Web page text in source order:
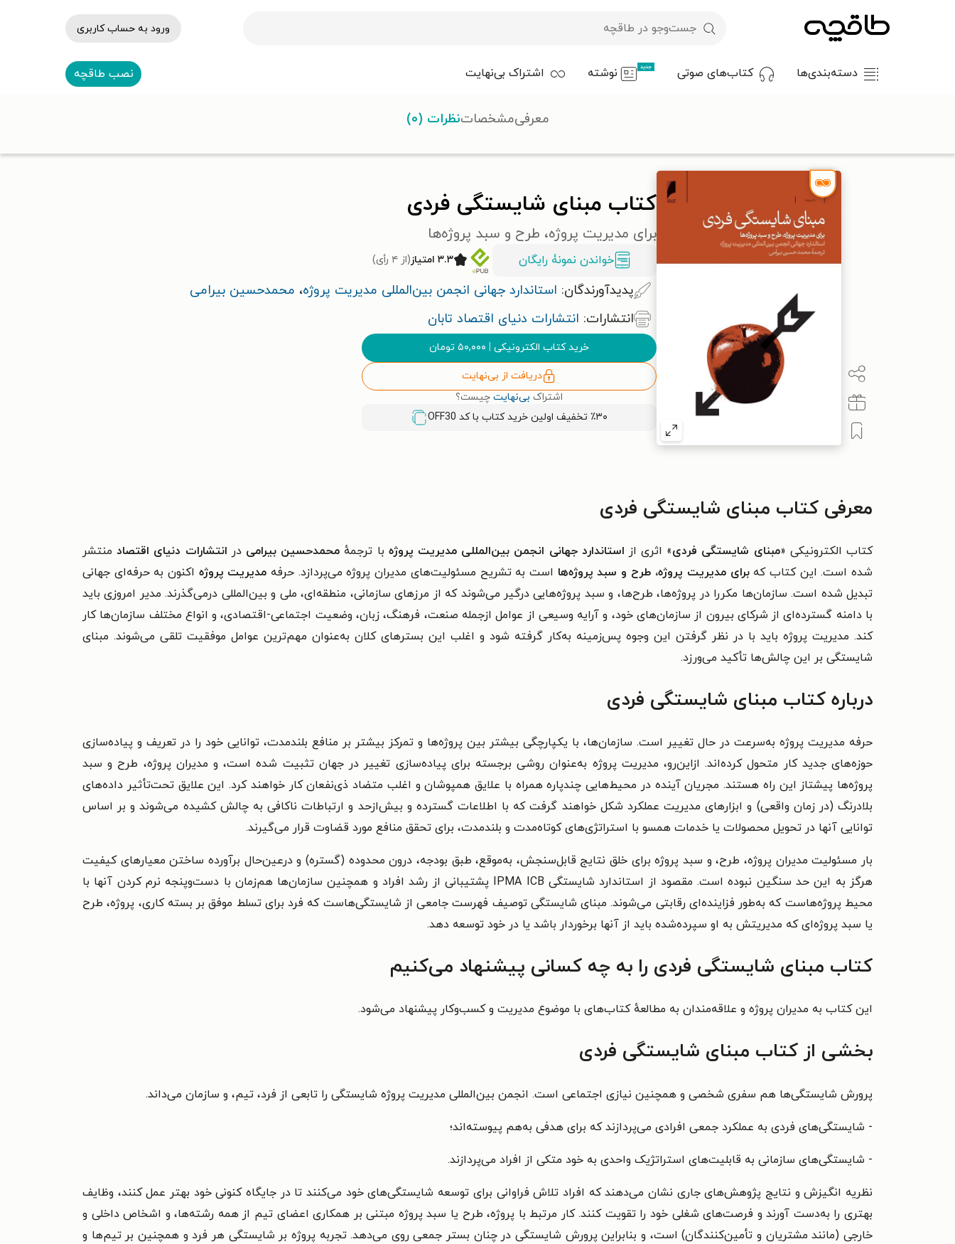
ورود به حساب کاربری
دسته‌بندی‌ها کتاب‌های صوتی جدید نوشته اشتراک بی‌نهایت نصب طاقچه
کتاب مبنای شایستگی فردی
برای مدیریت پروژه، طرح و سبد پروژه‌ها
خواندن نمونۀ رایگان ۳.۳ امتیاز (از ۴ رأی)
پدیدآورندگان: استاندارد جهانی انجمن بین‌المللی مدیریت پروژه، محمدحسین بیرامی
انتشارات: انتشارات دنیای اقتصاد تابان
خرید کتاب الکترونیکی | ۵۰,۰۰۰ تومان
دریافت از بی‌نهایت
اشتراک بی‌نهایت چیست؟
٪۳۰ تخفیف اولین خرید کتاب با کد
OFF30
معرفیمشخصاتنظرات (۰)
معرفی کتاب مبنای شایستگی فردی
کتاب الکترونیکی «مبنای شایستگی فردی» اثری از استاندارد جهانی انجمن بین‌المللی مدیریت پروژه با ترجمهٔ محمدحسین بیرامی در انتشارات دنیای اقتصادمنتشر
شده است. این کتاب کهبرای مدیریت پروژه، طرح و سبد پروژه‌ها است به تشریح مسئولیت‌های مدیران پروژه می‌پردازد. حرفه مدیریت پروژه اکنون به حرفه‌ای جهانی
تبدیل شده است. سازمان‌ها مکررا در پروژه‌ها، طرح‌ها، و سبد پروژه‌هایی درگیر می‌شوند که از مرزهای سازمانی، منطقه‌ای، ملی و بین‌المللی درمی‌گذرند. مدیر امروزی باید
با دامنه گسترده‌ای از شرکای بیرون از سازمان‌های خود، و آرایه وسیعی از عوامل ازجمله صنعت، فرهنگ، زبان، وضعیت اجتماعی-اقتصادی، و انواع مختلف سازمان‌ها کار
کند. مدیریت پروژه باید با در نظر گرفتن این وجوه پس‌زمینه به‌کار گرفته شود و اغلب این بسترهای کلان به‌عنوان مهم‌ترین عوامل موفقیت تلقی می‌شوند. مبنای
شایستگی بر این چالش‌ها تأکید می‌ورزد.
درباره کتاب مبنای شایستگی فردی
حرفه مدیریت پروژه به‌سرعت در حال تغییر است. سازمان‌ها، با یکپارچگی بیشتر بین پروژه‌ها و تمرکز بیشتر بر منافع بلندمدت، توانایی خود را در تعریف و پیاده‌سازی
حوزه‌های جدید کار متحول کرده‌اند. ازاین‌رو، مدیریت پروژه به‌عنوان روشی برجسته برای پیاده‌سازی تغییر در جهان تثبیت شده است، و مدیران پروژه، طرح و سبد
پروژه‌ها پیشتاز این راه هستند. مجریان آینده در محیط‌هایی چندپاره همراه با علایق همپوشان و اغلب متضاد ذی‌نفعان کار خواهند کرد. این علایق تحت‌تأثیر داده‌های
بلادرنگ (در زمان واقعی) و ابزارهای مدیریت عملکرد شکل خواهند گرفت که با اطلاعات گسترده و بیش‌ازحد و ارتباطات ناکافی به چالش کشیده می‌شوند و بر اساس
توانایی آنها در تحویل محصولات یا خدمات همسو با استراتژی‌های کوتاه‌مدت و بلندمدت، برای تحقق منافع مورد قضاوت قرار می‌گیرند.
بار مسئولیت مدیران پروژه، طرح، و سبد پروژه برای خلق نتایج قابل‌سنجش، به‌موقع، طبق بودجه، درون محدوده (گستره) و درعین‌حال برآورده ساختن معیارهای کیفیت
هرگز به این حد سنگین نبوده است. مقصود از استاندارد شایستگی IPMA ICB پشتیبانی از رشد افراد و همچنین سازمان‌ها هم‌زمان با دست‌وپنجه نرم کردن آنها با
محیط پروژه‌هاست که به‌طور فزاینده‌ای رقابتی می‌شوند. مبنای شایستگی توصیف فهرست جامعی از شایستگی‌هاست که فرد برای تسلط موفق بر بسته کاری، پروژه، طرح
یا سبد پروژه‌ای که مدیریتش به او سپرده‌شده باید از آنها برخوردار باشد یا در خود توسعه دهد.
کتاب مبنای شایستگی فردی را به چه کسانی پیشنهاد می‌کنیم
این کتاب به مدیران پروژه و علاقه‌مندان به مطالعهٔ کتاب‌های با موضوع مدیریت و کسب‌وکار پیشنهاد می‌شود.
بخشی از کتاب مبنای شایستگی فردی
پرورش شایستگی‌ها هم سفری شخصی و همچنین نیازی اجتماعی است. انجمن بین‌المللی مدیریت پروژه شایستگی را تابعی از فرد، تیم، و سازمان می‌داند.
- شایستگی‌های فردی به عملکرد جمعی افرادی می‌پردازند که برای هدفی به‌هم پیوسته‌اند؛
- شایستگی‌های سازمانی به قابلیت‌های استراتژیک واحدی به خود متکی از افراد می‌پردازند.
نظریه انگیزش و نتایج پژوهش‌های جاری نشان می‌دهند که افراد تلاش فراوانی برای توسعه شایستگی‌های خود می‌کنند تا در جایگاه کنونی خود بهتر عمل کنند، وظایف
بهتری را به‌دست آورند و فرصت‌های شغلی خود را تقویت کنند. کار مرتبط با پروژه، طرح یا سبد پروژه مبتنی بر همکاری اعضای تیم از همه رشته‌ها، و اشخاص داخلی و
خارجی (مانند مشتریان و تأمین‌کنندگان) است، و بنابراین پرورش شایستگی در چنان بستر جمعی روی می‌دهد. تجربه پروژه بر شایستگی هر فرد و همچنین بر تیم‌ها و